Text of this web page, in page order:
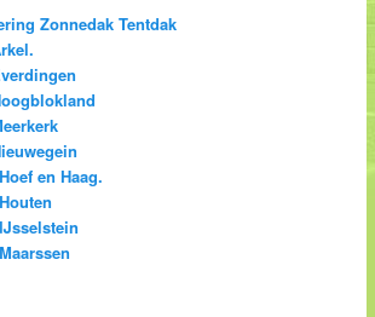
Zonnedak Tentdak
en Haag.